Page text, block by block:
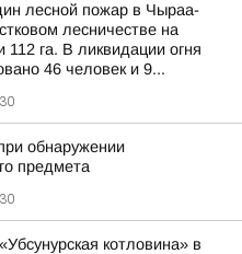
лесной пожар в Чыраа-
лесничестве на
га. В ликвидации огня
46 человек и 9...
обнаружении
предмета
котловина» в